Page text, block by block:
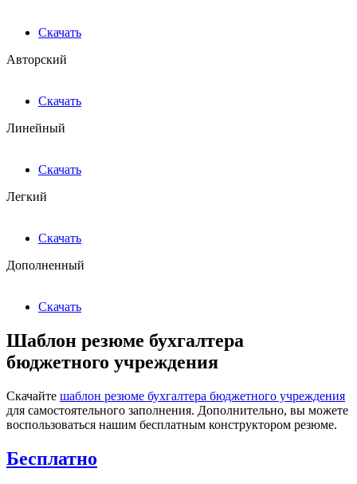
Скачать
Авторский
Скачать
Линейный
Скачать
Легкий
Скачать
Дополненный
Скачать
Шаблон резюме бухгалтера
бюджетного учреждения
Скачайте шаблон резюме бухгалтера бюджетного учреждения
для самостоятельного заполнения. Дополнительно, вы можете
воспользоваться нашим бесплатным конструктором резюме.
Бесплатно